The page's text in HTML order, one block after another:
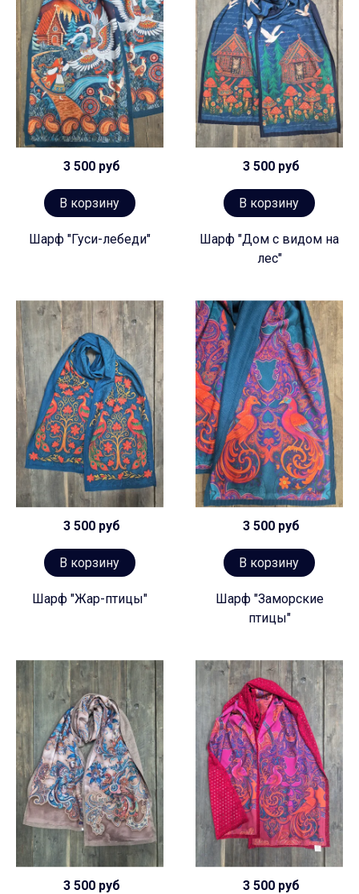
3 500 руб
В корзину
Шарф "Гуси-лебеди"
3 500 руб
В корзину
Шарф "Дом с видом на
лес"
3 500 руб
В корзину
Шарф "Жар-птицы"
3 500 руб
В корзину
Шарф "Заморские
птицы"
3 500 руб 3 500 руб